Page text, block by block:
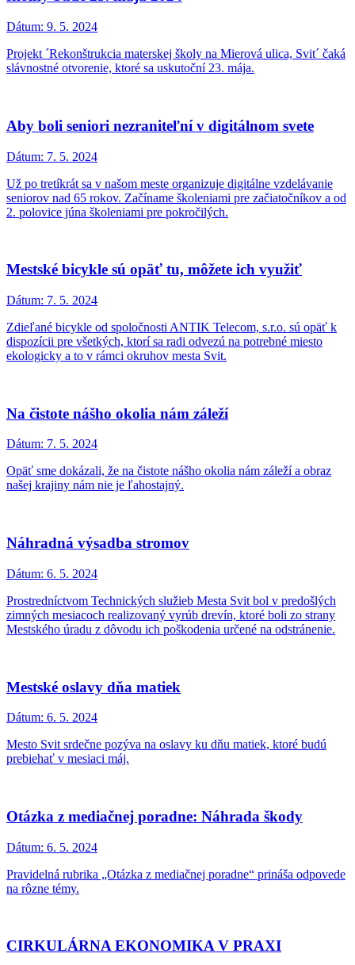
Dátum: 9. 5. 2024
Projekt ´Rekonštrukcia materskej školy na Mierová ulica, Svit´ čaká
slávnostné otvorenie, ktoré sa uskutoční 23. mája.
Aby boli seniori nezraniteľní v digitálnom svete
Dátum: 7. 5. 2024
Už po tretíkrát sa v našom meste organizuje digitálne vzdelávanie
seniorov nad 65 rokov. Začíname školeniami pre začiatočníkov a od
2. polovice júna školeniami pre pokročilých.
Mestské bicykle sú opäť tu, môžete ich využiť
Dátum: 7. 5. 2024
Zdieľané bicykle od spoločnosti ANTIK Telecom, s.r.o. sú opäť k
dispozícii pre všetkých, ktorí sa radi odvezú na potrebné miesto
ekologicky a to v rámci okruhov mesta Svit.
Na čistote nášho okolia nám záleží
Dátum: 7. 5. 2024
Opäť sme dokázali, že na čistote nášho okolia nám záleží a obraz
našej krajiny nám nie je ľahostajný.
Náhradná výsadba stromov
Dátum: 6. 5. 2024
Prostredníctvom Technických služieb Mesta Svit bol v predošlých
zimných mesiacoch realizovaný vyrúb drevín, ktoré boli zo strany
Mestského úradu z dôvodu ich poškodenia určené na odstránenie.
Mestské oslavy dňa matiek
Dátum: 6. 5. 2024
Mesto Svit srdečne pozýva na oslavy ku dňu matiek, ktoré budú
prebiehať v mesiaci máj.
Otázka z mediačnej poradne: Náhrada škody
Dátum: 6. 5. 2024
Pravidelná rubrika „Otázka z mediačnej poradne“ prináša odpovede
na rôzne témy.
CIRKULÁRNA EKONOMIKA V PRAXI